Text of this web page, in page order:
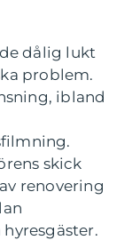
dålig lukt
problem.
ibland
skick
renovering